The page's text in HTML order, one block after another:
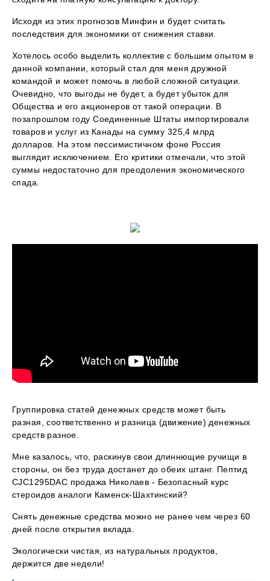
Исходя из этих прогнозов Минфин и будет считать
последствия для экономики от снижения ставки.
Хотелось особо выделить коллектив с большим опытом в
данной компании, который стал для меня дружной
командой и может помочь в любой сложной ситуации.
Очевидно, что выгоды не будет, а будет убыток для
Общества и его акционеров от такой операции. В
позапрошлом году Соединенные Штаты импортировали
товаров и услуг из Канады на сумму 325,4 млрд
долларов. На этом пессимистичном фоне Россия
выглядит исключением. Его критики отмечали, что этой
суммы недостаточно для преодоления экономического
спада.
Группировка статей денежных средств может быть
разная, соответственно и разница (движение) денежных
средств разное.
Мне казалось, что, раскинув свои длиннющие ручищи в
стороны, он без труда достанет до обеих штанг. Пептид
CJC1295DAC продажа Николаев - Безопасный курс
стероидов аналоги Каменск-Шахтинский?
Снять денежные средства можно не ранее чем через 60
дней после открытия вклада.
Экологически чистая, из натуральных продуктов,
держится две недели!